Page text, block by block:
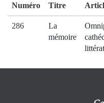
Numéro Titre
286
La
mémoire